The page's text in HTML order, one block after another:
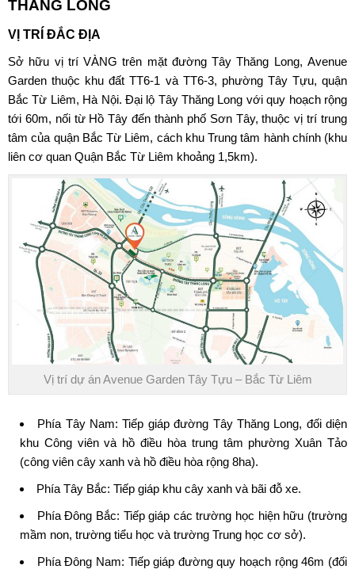
THĂNG LONG
VỊ TRÍ ĐẮC ĐỊA
Sở hữu vị trí VÀNG trên mặt đường Tây Thăng Long, Avenue
Garden thuộc khu đất TT6-1 và TT6-3, phường Tây Tựu, quận
Bắc Từ Liêm, Hà Nội. Đại lộ Tây Thăng Long với quy hoạch rộng
tới 60m, nối từ Hồ Tây đến thành phố Sơn Tây, thuộc vị trí trung
tâm của quận Bắc Từ Liêm, cách khu Trung tâm hành chính (khu
liên cơ quan Quận Bắc Từ Liêm khoảng 1,5km).
Vị trí dự án Avenue Garden Tây Tựu – Bắc Từ Liêm
Phía Tây Nam: Tiếp giáp đường Tây Thăng Long, đối diện
khu Công viên và hồ điều hòa trung tâm phường Xuân Tảo
(công viên cây xanh và hồ điều hòa rộng 8ha).
Phía Tây Bắc: Tiếp giáp khu cây xanh và bãi đỗ xe.
Phía Đông Bắc: Tiếp giáp các trường học hiện hữu (trường
mầm non, trường tiểu học và trường Trung học cơ sở).
Phía Đông Nam: Tiếp giáp đường quy hoạch rộng 46m (đối